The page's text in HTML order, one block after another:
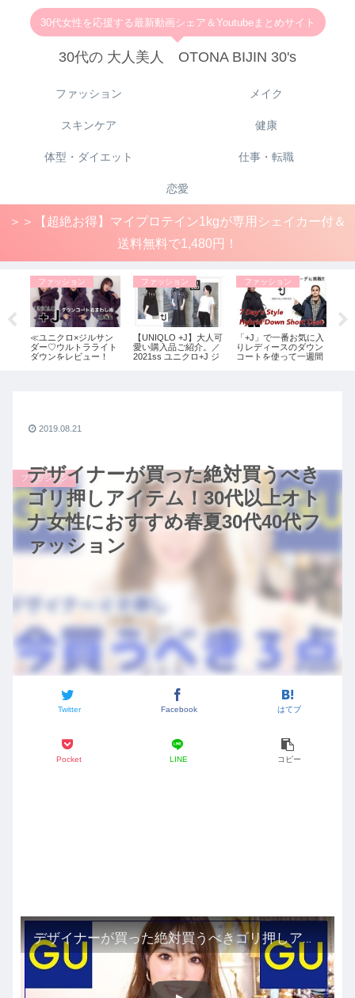
30代女性を応援する最新動画シェア＆Youtubeまとめサイト
30代の 大人美人 OTONA BIJIN 30's
ファッション メイク
スキンケア 健康
体型・ダイエット 仕事・転職
恋愛
＞＞【超絶お得】マイプロテイン1kgが専用シェイカー付＆
送料無料で1,480円！
ファッション
≪ユニクロ×ジルサン
ダー♡ウルトラライト
ダウンをレビュー！
ファッション
【UNIQLO +J】大人可
愛い購入品ご紹介。／
2021ss ユニクロ+J ジ
ファッション
「+J」で一番お気に入
りレディースのダウン
コートを使って一週間
デザイナーが買った絶対買うべき
ゴリ押しアイテム！30代以上オト
ナ女性におすすめ春夏30代40代フ
ァッション
ファッション
Twitter Facebook はてブ
Pocket LINE コピー
2019.08.21
デザイナーが買った絶対買うべきゴリ押しアイテム！30代以上オトナ女性におすすめ春夏30代40代ファッション